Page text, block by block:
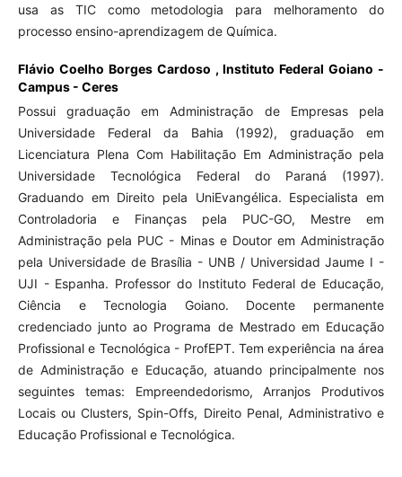
usa as TIC como metodologia para melhoramento do
processo ensino-aprendizagem de Química.
Flávio Coelho Borges Cardoso ,Instituto Federal Goiano -
Campus - Ceres
Possui graduação em Administração de Empresas pela
Universidade Federal da Bahia (1992), graduação em
Licenciatura Plena Com Habilitação Em Administração pela
Universidade Tecnológica Federal do Paraná (1997).
Graduando em Direito pela UniEvangélica. Especialista em
Controladoria e Finanças pela PUC-GO, Mestre em
Administração pela PUC - Minas e Doutor em Administração
pela Universidade de Brasília - UNB / Universidad Jaume I -
UJI - Espanha. Professor do Instituto Federal de Educação,
Ciência e Tecnologia Goiano. Docente permanente
credenciado junto ao Programa de Mestrado em Educação
Profissional e Tecnológica - ProfEPT. Tem experiência na área
de Administração e Educação, atuando principalmente nos
seguintes temas: Empreendedorismo, Arranjos Produtivos
Locais ou Clusters, Spin-Offs, Direito Penal, Administrativo e
Educação Profissional e Tecnológica.